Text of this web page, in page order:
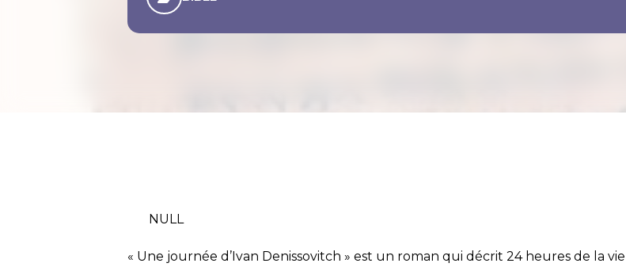
NULL
« Une journée d’Ivan Denissovitch » est un roman qui décrit 24 heures de la vie